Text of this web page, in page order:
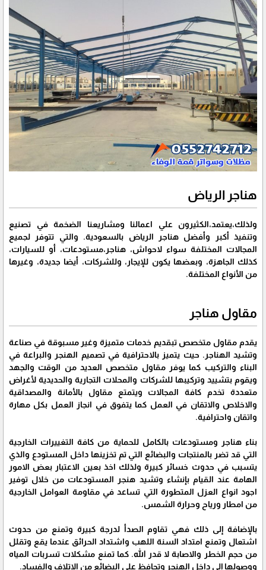
هناجر الرياض
ولذلك،يعتمد،الكثيرون علي اعمالنا ومشاريعنا الضخمة في تصنيع
وتنفيذ أكبر وأفضل هناجر الرياض بالسعودية. والتي تتوفر لجميع
المجالات المختلفة سواء لاحواش، هناجر،مستودعات، أو للسيارات،
كذلك الجاهزة، وبعضها يكون للإيجار، وللشركات، أيضا جديدة، وغيرها
من الأنواع المختلفة.
مقاول هناجر
يقدم مقاول متخصص تبقديم خدمات متميزة وغير مسبوقة في صناعة
وتشيد الهناجر. حيث يتميز بالاحترافية في تصميم الهنجر والبراعة في
البناء والتركيب كما يوفر مقاول متخصص العديد من الوقت والجهد
ويقوم بتشييد وتركيبها للشركات والمحلات التجارية والحديدية لأغراض
متعددة تخدم كافة المجالات ويتمتع مقاول بالأمانة والمصداقية
والاخلاص والاتقان في العمل كما يتفوق في انجاز العمل بكل مهارة
واتقان واحترافية.
بناء هناجر ومستودعات بالكامل للحماية من كافة التغييرات الخارجية
التي قد تضر بالمنتجات والبضائع التي تم تخزينها داخل المستودع والذي
يتسبب في حدوث خسائر كبيرة ولذلك اخذ بعين الاعتبار بعض الامور
الهامة عند القيام بإنشاء وتشيد هنجر المستودعات من خلال توفير
اجود انواع العزل المتطورة التي تساعد في مقاومة العوامل الخارجية
من امطار ورياح وحرارة الشمس.
بالإضافة إلى ذلك فهي تقاوم الصدأ لدرجة كبيرة وتمنع من حدوث
اشتعال وتمنع امتداد السنة اللهب واشتداد الحرائق عندما يقع وتقلل
من حجم الخطر والاصابة لا قدر الله. كما تمنع مشكلات تسربات المياه
ووصولها إلي داخل الهنجر وتحافظ علي البضائع من الاتلاف والفساد.